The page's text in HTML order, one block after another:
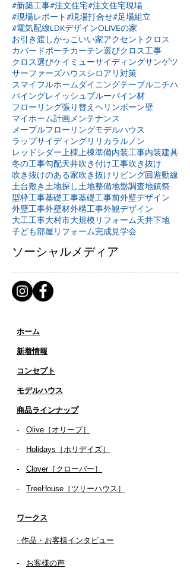
#新築工事#注文住宅#注文住宅現場
#現場レポート#現場打合せ#足場組立
#電気配線LDKデザインOLIVEの家
お引き渡しかっこいい家アクセントクロス
カバードポーチカーテン選びクロス工事
クロス選びケイミューサイディングサンゲツ
サーファーズハウスシロアリ対策
スマイフルホームダイニングテーブルニチハ
パイングレイッシュブルーパイン材
フローリング張り替え ヘリンボーン壁
マイホーム計画 メンテナンス
メープルフローリングモデルハウス
ラップサイディングリリカラ ルノン
レッドシダー 上棟 上棟準備内装工事内装建具
冬の工事勾配天井吹き付け工事吹き抜け
吹き抜けのある家吹き抜けリビング回遊動線
土台敷き 土地探し土地整備地盤調査地鎮祭
型枠工事基礎工事基礎工事前外壁デザイン
外壁工事外壁材外構工事外観デザイン
大工工事大村市大規模リフォーム天井下地
子ども部屋リフォーム完成見学会
ソーシャルメディア
ホーム
新着情報
コンセプト
​​モデルハウス
商品ラインナップ
- Olive［オリーブ］
- Holidays［ホリデイズ］
- ​ Clover［クローバー］
- TreeHouse［ツリーハウス］
ワークス
- 作品・お客様インタビュー
- お客様の声